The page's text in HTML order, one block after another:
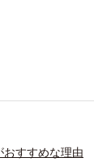
すすめな理由